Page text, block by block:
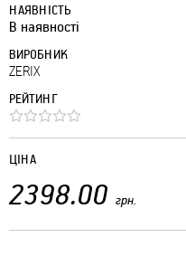
НАЯВНІСТЬ
В наявності
ВИРОБНИК
ZERIX
РЕЙТИНГ
ЦІНА
2398.00 грн.